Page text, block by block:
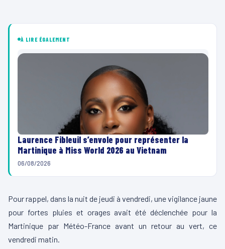
À LIRE ÉGALEMENT
Laurence Fibleuil s’envole pour représenter la
Martinique à Miss World 2026 au Vietnam
06/08/2026
Pour rappel, dans la nuit de jeudi à vendredi, une vigilance jaune
pour fortes pluies et orages avait été déclenchée pour la
Martinique par Météo-France avant un retour au vert, ce
vendredi matin.